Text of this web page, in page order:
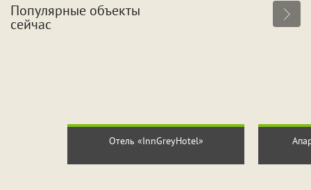
Популярные объекты
сейчас
Отель «InnGreyHotel»